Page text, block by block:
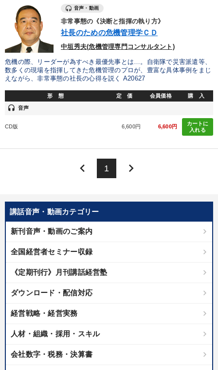
講話音声・動画カテゴリー
新刊音声・動画のご案内
全国経営者セミナー収録
《定期刊行》月刊講話経営塾
ダウンロード・配信対応
経営戦略・経営実務
人材・組織・採用・スキル
会社数字・税務・決算書
音声・動画
非常事態の《決断と指揮の執り方》
社長のための危機管理学ＣＤ
中垣秀夫(危機管理専門コンサルタント)
危機の際、リーダーが為すべき最優先事とは…。自衛隊で災害派遣等、
数多くの現場を指揮してきた危機管理のプロが、豊富な具体事例をまじ
えながら、非常事態の社長の心得を説く A20627
形 態 定 価 会員価格 購 入
headset 音声
CD版 6,600円 6,600円
カートに
入れる
keyboard_arrow_left 1 keyboard_arrow_right